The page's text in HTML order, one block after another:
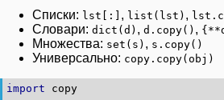
Списки: lst[:] , list(lst) ,
Словари: dict(d) , d.copy() ,
Множества: set(s) , s.copy()
Универсально: copy.copy(obj)
import copy